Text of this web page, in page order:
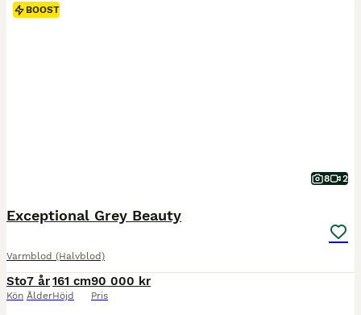
BOOST
8 2
Exceptional Grey Beauty
Varmblod (Halvblod)
Sto
Kön
7 år
Ålder
161 cm
Höjd
90 000 kr
Pris